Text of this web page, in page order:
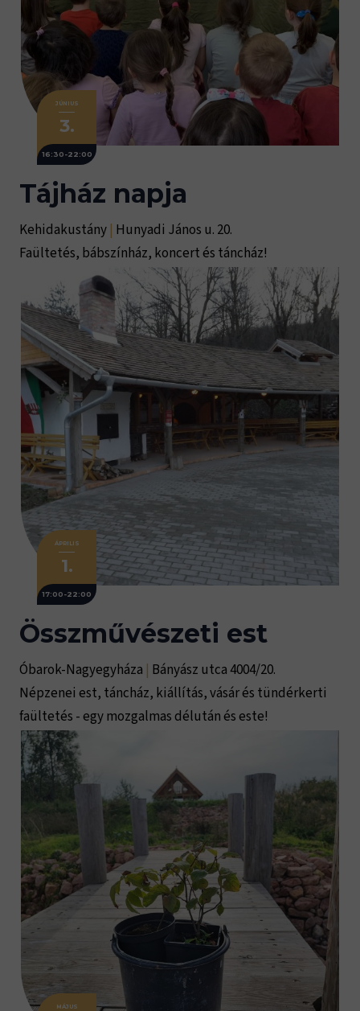
JÚNIUS
3.
16:30-22:00
Tájház napja
Kehidakustány | Hunyadi János u. 20.
Faültetés, bábszínház, koncert és táncház!
ÁPRILIS
1.
17:00-22:00
Összművészeti est
Óbarok-Nagyegyháza | Bányász utca 4004/20.
Népzenei est, táncház, kiállítás, vásár és tündérkerti
faültetés - egy mozgalmas délután és este!
MÁJUS